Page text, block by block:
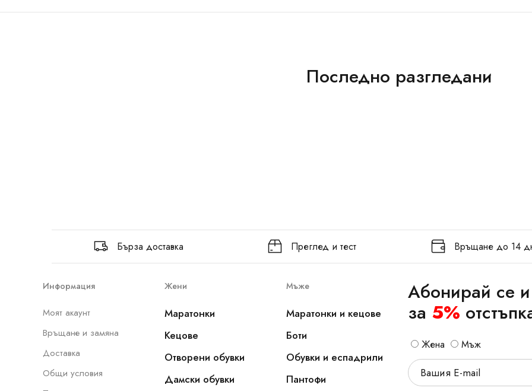
Последно разгледани
Бърза доставка Преглед и тест Връщане до 14
Информация
Моят акаунт
Връщане и замяна
Доставка
Общи условия
Жени
Маратонки
Кецове
Отворени обувки
Дамски обувки
Мъже
Маратонки и кецове
Боти
Обувки и еспадрили
Пантофи
Абонирай се
за 5%
Жена Мъж